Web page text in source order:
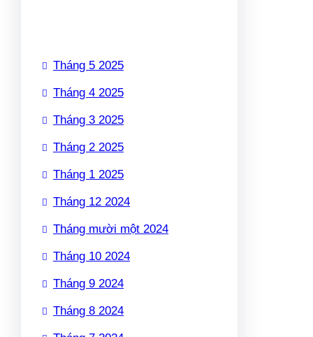
Tháng 5 2025
Tháng 4 2025
Tháng 3 2025
Tháng 2 2025
Tháng 1 2025
Tháng 12 2024
Tháng mười một 2024
Tháng 10 2024
Tháng 9 2024
Tháng 8 2024